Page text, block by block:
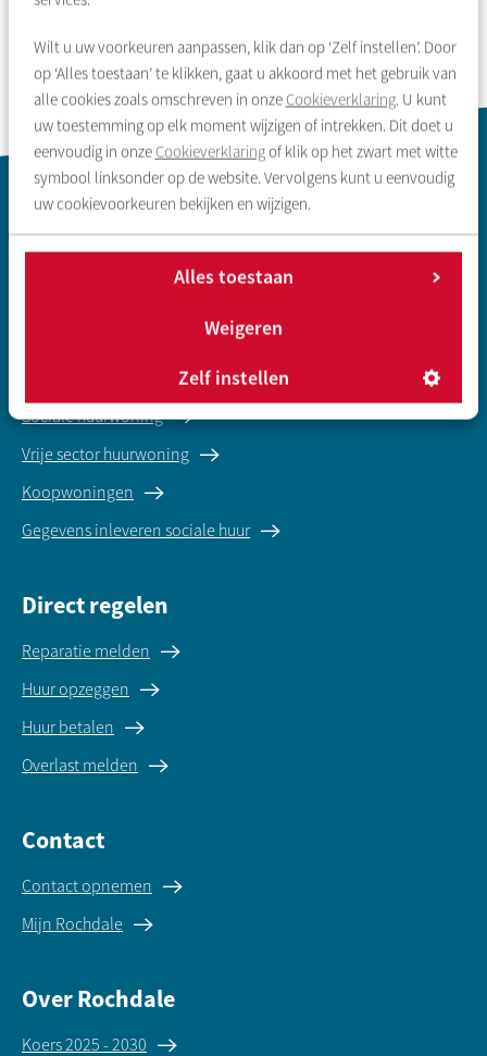
Wilt u uw voorkeuren aanpassen, klik dan op ‘Zelf instellen’. Door
op ‘Alles toestaan’ te klikken, gaat u akkoord met het gebruik van
alle cookies zoals omschreven in onze Cookieverklaring. U kunt
uw toestemming op elk moment wijzigen of intrekken. Dit doet u
eenvoudig in onze Cookieverklaringof klik op het zwart met witte
symbool linksonder op de website. Vervolgens kunt u eenvoudig
uw cookievoorkeuren bekijken en wijzigen.
Alles toestaan
Weigeren
Zelf instellen
Contactinformatie
Zoeken & aanbod
Sociale huurwoning
Vrije sector huurwoning
Koopwoningen
Gegevens inleveren sociale huur
Direct regelen
Reparatie melden
Huur opzeggen
Huur betalen
Overlast melden
Contact
Contact opnemen
Mijn Rochdale
Over Rochdale
Koers 2025 - 2030